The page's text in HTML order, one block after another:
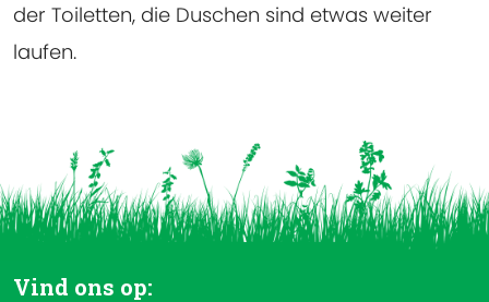
der Toiletten, die Duschen sind etwas weiter
laufen.
Vind ons op: